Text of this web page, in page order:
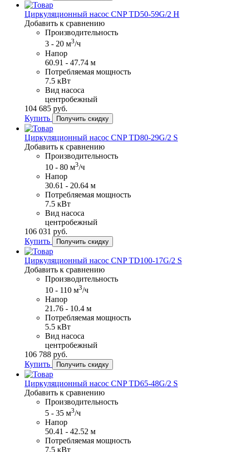
Циркуляционный насос CNP TD50-59G/2 H
Добавить к сравнению
Производительность
3 - 20 м3/ч
Напор
60.91 - 47.74 м
Потребляемая мощность
7.5 кВт
Вид насоса
центробежный
104​ 685 руб.
Купить
Получить скидку
Циркуляционный насос CNP TD80-29G/2 S
Добавить к сравнению
Производительность
10 - 80 м3/ч
Напор
30.61 - 20.64 м
Потребляемая мощность
7.5 кВт
Вид насоса
центробежный
106​ 031 руб.
Купить
Получить скидку
Циркуляционный насос CNP TD100-17G/2 S
Добавить к сравнению
Производительность
10 - 110 м3/ч
Напор
21.76 - 10.4 м
Потребляемая мощность
5.5 кВт
Вид насоса
центробежный
106​ 788 руб.
Купить
Получить скидку
Циркуляционный насос CNP TD65-48G/2 S
Добавить к сравнению
Производительность
5 - 35 м3/ч
Напор
50.41 - 42.52 м
Потребляемая мощность
7.5 кВт